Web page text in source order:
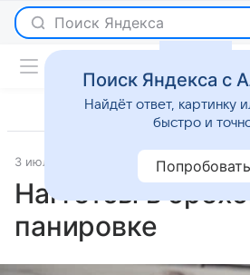
Поиск Яндекса
3 июля 2025
Наггетсы в
панировке
Поиск Яндекса с
Найдёт ответ, картинку
быстро и
Попробовать